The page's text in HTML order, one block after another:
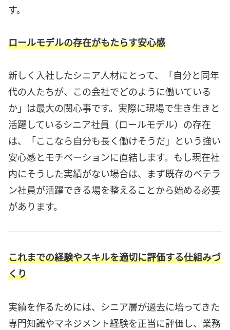
す。
ロールモデルの存在がもたらす安心感
新しく入社したシニア人材にとって、「自分と同年
代の人たちが、この会社でどのように働いている
か」は最大の関心事です。実際に現場で生き生きと
活躍しているシニア社員（ロールモデル）の存在
は、「ここなら自分も長く働けそうだ」という強い
安心感とモチベーションに直結します。もし現在社
内にそうした実績がない場合は、まず既存のベテラ
ン社員が活躍できる場を整えることから始める必要
があります。
これまでの経験やスキルを適切に評価する仕組みづ
くり
実績を作るためには、シニア層が過去に培ってきた
専門知識やマネジメント経験を正当に評価し、業務